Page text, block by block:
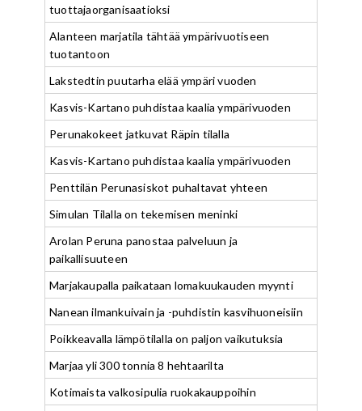
tuottajaorganisaatioksi
Alanteen marjatila tähtää ympärivuotiseen
tuotantoon
Lakstedtin puutarha elää ympäri vuoden
Kasvis-Kartano puhdistaa kaalia ympärivuoden
Perunakokeet jatkuvat Räpin tilalla
Kasvis-Kartano puhdistaa kaalia ympärivuoden
Penttilän Perunasiskot puhaltavat yhteen
Simulan Tilalla on tekemisen meninki
Arolan Peruna panostaa palveluun ja
paikallisuuteen
Marjakaupalla paikataan lomakuukauden myynti
Nanean ilmankuivain ja -puhdistin kasvihuoneisiin
Poikkeavalla lämpötilalla on paljon vaikutuksia
Marjaa yli 300 tonnia 8 hehtaarilta
Kotimaista valkosipulia ruokakauppoihin